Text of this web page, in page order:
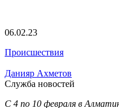
06.02.23
Происшествия
Данияр Ахметов
Служба новостей
С 4 по 10 февраля в